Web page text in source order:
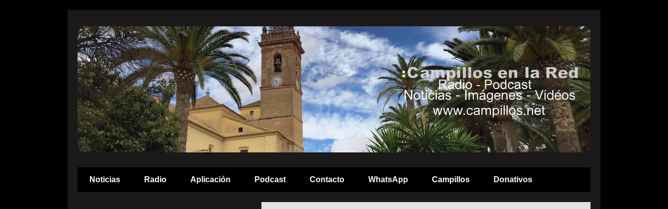
Noticias Radio Aplicación Podcast Contacto WhatsApp Campillos Donativos